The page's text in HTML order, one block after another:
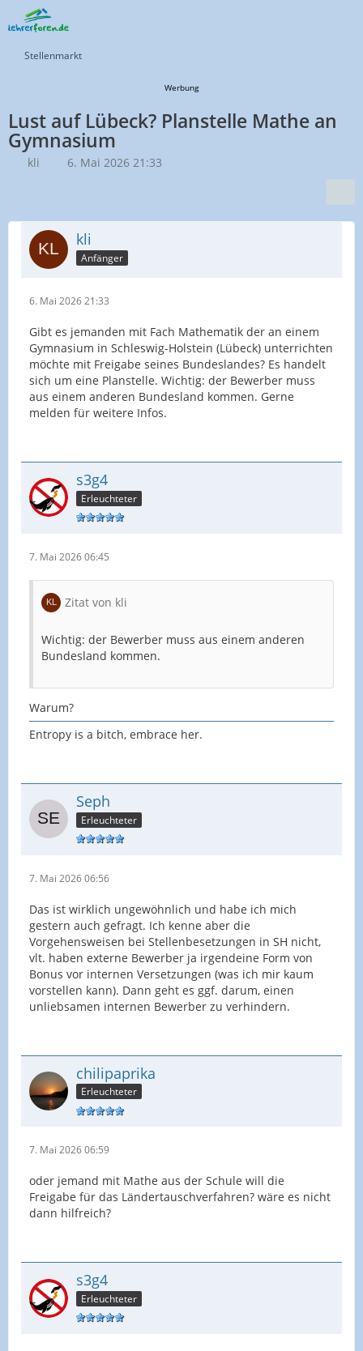
Stellenmarkt
Werbung
Lust auf Lübeck? Planstelle Mathe an
Gymnasium
kli 6. Mai 2026 21:33
kli
Anfänger
6. Mai 2026 21:33
Gibt es jemanden mit Fach Mathematik der an einem
Gymnasium in Schleswig-Holstein (Lübeck) unterrichten
möchte mit Freigabe seines Bundeslandes? Es handelt
sich um eine Planstelle. Wichtig: der Bewerber muss
aus einem anderen Bundesland kommen. Gerne
melden für weitere Infos.
s3g4
Erleuchteter
7. Mai 2026 06:45
Zitat von kli
Wichtig: der Bewerber muss aus einem anderen
Bundesland kommen.
Warum?
Entropy is a bitch, embrace her.
Seph
Erleuchteter
7. Mai 2026 06:56
Das ist wirklich ungewöhnlich und habe ich mich
gestern auch gefragt. Ich kenne aber die
Vorgehensweisen bei Stellenbesetzungen in SH nicht,
vlt. haben externe Bewerber ja irgendeine Form von
Bonus vor internen Versetzungen (was ich mir kaum
vorstellen kann). Dann geht es ggf. darum, einen
unliebsamen internen Bewerber zu verhindern.
chilipaprika
Erleuchteter
7. Mai 2026 06:59
oder jemand mit Mathe aus der Schule will die
Freigabe für das Ländertauschverfahren? wäre es nicht
dann hilfreich?
s3g4
Erleuchteter